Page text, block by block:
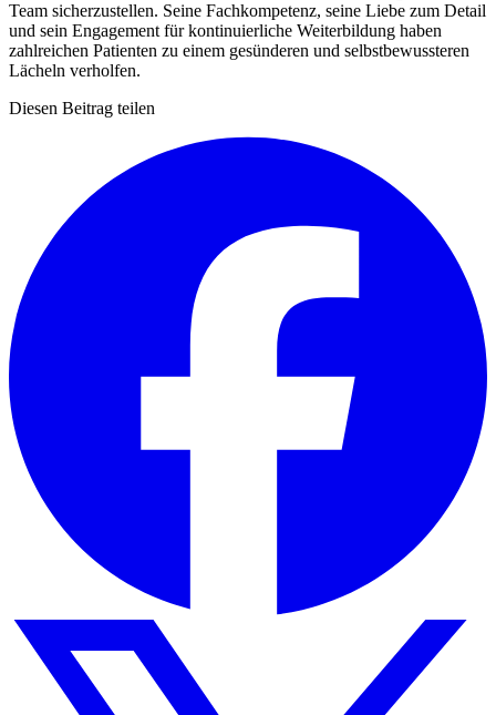
Team sicherzustellen. Seine Fachkompetenz, seine Liebe zum Detail
und sein Engagement für kontinuierliche Weiterbildung haben
zahlreichen Patienten zu einem gesünderen und selbstbewussteren
Lächeln verholfen.
Diesen Beitrag teilen